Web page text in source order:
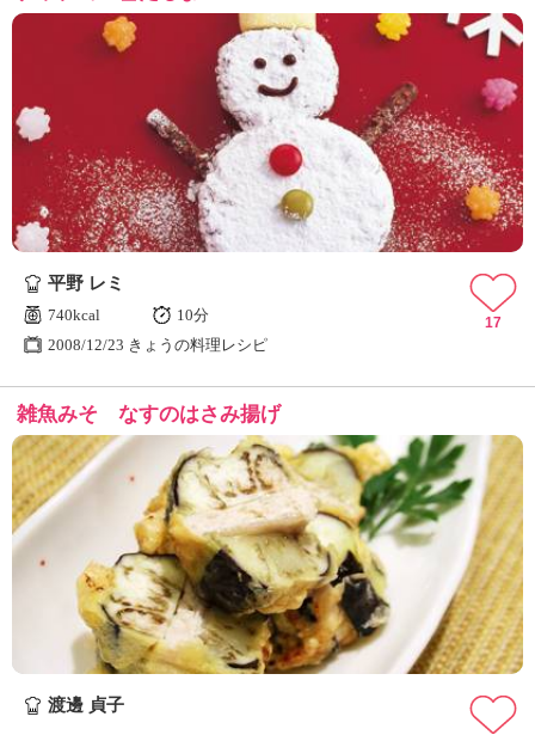
平野 レミ
740kcal
10分
2008/12/23 きょうの料理レシピ
17
雑魚みそ なすのはさみ揚げ
渡邊 貞子